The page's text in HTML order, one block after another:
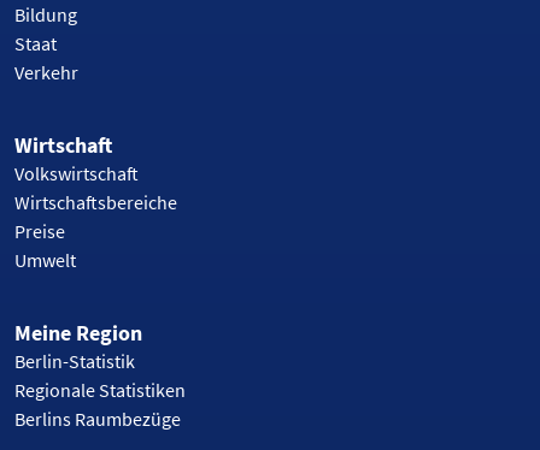
Bildung
Staat
Verkehr
Wirtschaft
Volkswirtschaft
Wirtschaftsbereiche
Preise
Umwelt
Meine Region
Berlin-Statistik
Regionale Statistiken
Berlins Raumbezüge